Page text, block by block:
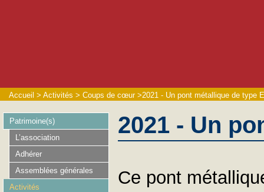
Accueil > Activités > Coups de cœur>2021 - Un pont métallique de type
2021 - Un
Ce pont
Patrimoine(s)
L’association
Adhérer
Assemblées générales
Activités